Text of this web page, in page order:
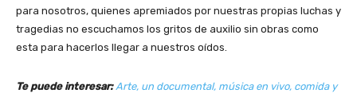
para nosotros, quienes apremiados por nuestras propias luchas y
tragedias no escuchamos los gritos de auxilio sin obras como
esta para hacerlos llegar a nuestros oídos.
Te puede interesar:Arte, un documental, música en vivo, comida y